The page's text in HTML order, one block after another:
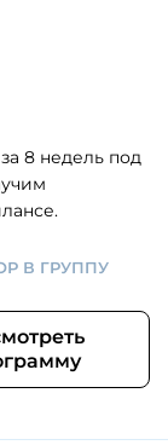
8 недель под
В ГРУППУ